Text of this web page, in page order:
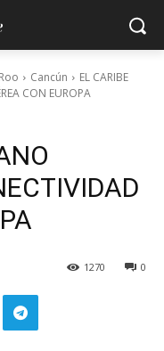
Cancún
EL CARIBE
CON EUROPA
0
1270